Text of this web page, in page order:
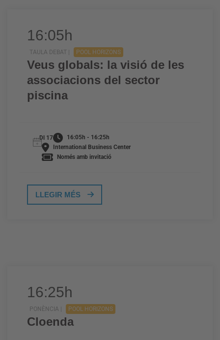
16:05h
TAULA DEBAT | POOL HORIZONS
Veus globals: la visió de les
associacions del sector
piscina
Dl 17
16:05h - 16:25h
International Business Center
Només amb invitació
LLEGIR MÉS
16:25h
PONÈNCIA | POOL HORIZONS
Cloenda